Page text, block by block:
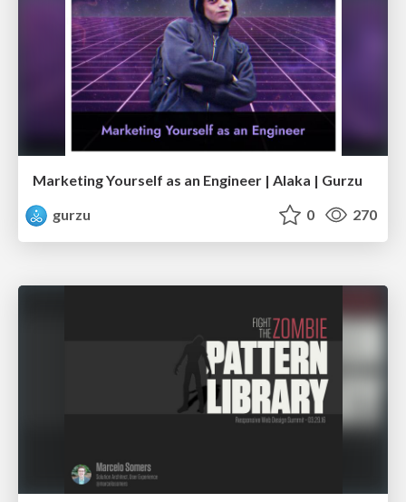
Marketing Yourself as an Engineer | Alaka | Gurzu
gurzu
0 270